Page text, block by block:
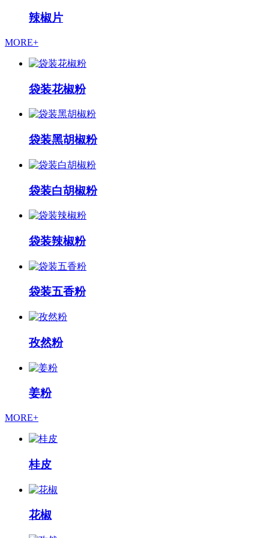
辣椒片
MORE+
袋装花椒粉
袋装黑胡椒粉
袋装白胡椒粉
袋装辣椒粉
袋装五香粉
孜然粉
姜粉
MORE+
桂皮
花椒